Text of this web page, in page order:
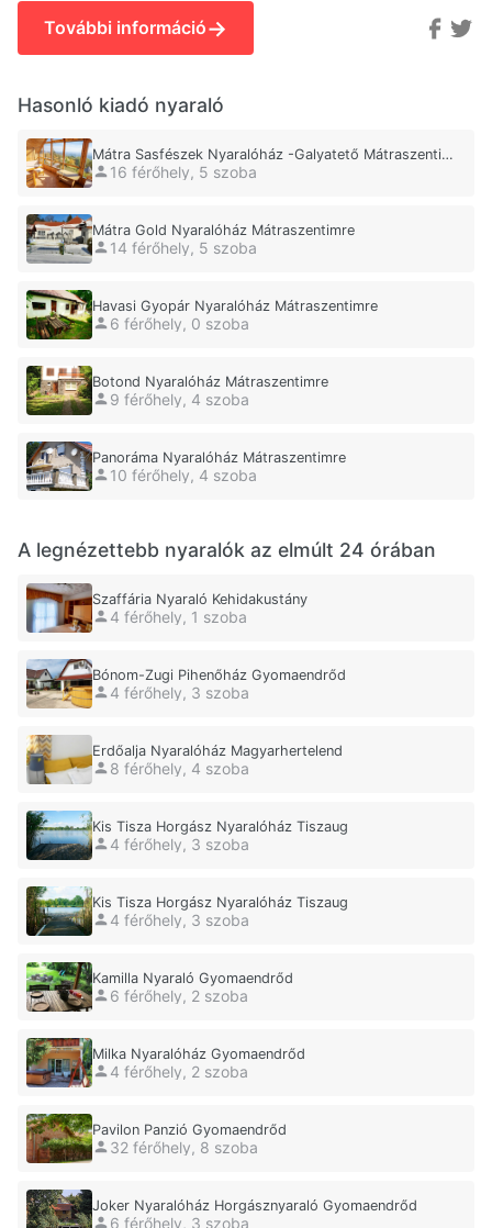
További információ→
Hasonló kiadó nyaraló
Mátra Sasfészek Nyaralóház -Galyatető Mátraszentimre
16 férőhely, 5 szoba
Mátra Gold Nyaralóház Mátraszentimre
14 férőhely, 5 szoba
Havasi Gyopár Nyaralóház Mátraszentimre
6 férőhely, 0 szoba
Botond Nyaralóház Mátraszentimre
9 férőhely, 4 szoba
Panoráma Nyaralóház Mátraszentimre
10 férőhely, 4 szoba
A legnézettebb nyaralók az elmúlt 24 órában
Szaffária Nyaraló Kehidakustány
4 férőhely, 1 szoba
Bónom-Zugi Pihenőház Gyomaendrőd
4 férőhely, 3 szoba
Erdőalja Nyaralóház Magyarhertelend
8 férőhely, 4 szoba
Kis Tisza Horgász Nyaralóház Tiszaug
4 férőhely, 3 szoba
Kis Tisza Horgász Nyaralóház Tiszaug
4 férőhely, 3 szoba
Kamilla Nyaraló Gyomaendrőd
6 férőhely, 2 szoba
Milka Nyaralóház Gyomaendrőd
4 férőhely, 2 szoba
Pavilon Panzió Gyomaendrőd
32 férőhely, 8 szoba
Joker Nyaralóház Horgásznyaraló Gyomaendrőd
6 férőhely, 3 szoba